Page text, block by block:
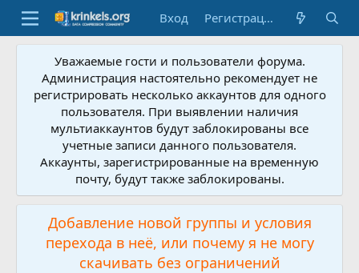
Вход Регистрация
Уважаемые гости и пользователи форума.
Администрация настоятельно рекомендует не
регистрировать несколько аккаунтов для одного
пользователя. При выявлении наличия
мультиаккаунтов будут заблокированы все
учетные записи данного пользователя.
Аккаунты, зарегистрированные на временную
почту, будут также заблокированы.
Добавление новой группы и условия
перехода в неё, или почему я не могу
скачивать без ограничений